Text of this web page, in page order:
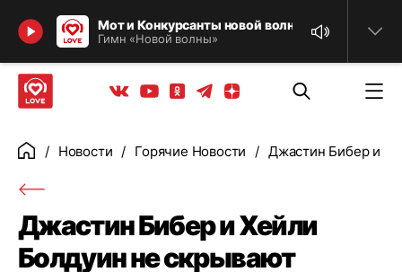
Мот и Конкурсанты новой волны IOWA
Гимн «Новой волны»
Найти
Вконтакте
YoutubeОдноклассники
ТелеграмЯндекс дзен
ГлавнаяНовости Горячие Новости Джастин Бибер и
Джастин Бибер и Хейли
Болдуин не скрывают